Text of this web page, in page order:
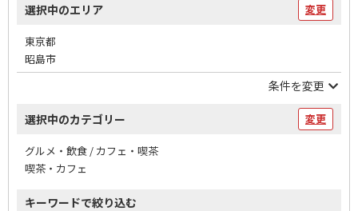
選択中のエリア 変更
東京都
昭島市
条件を変更
選択中のカテゴリー 変更
グルメ・飲食 / カフェ・喫茶
喫茶・カフェ
キーワードで絞り込む